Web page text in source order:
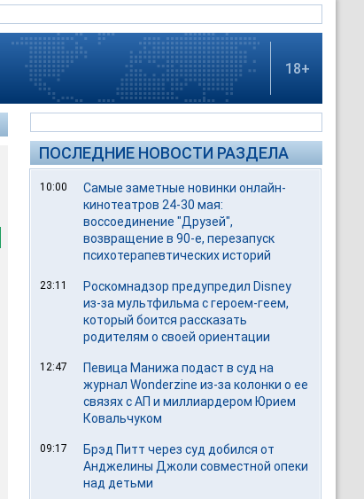
18+
ПОСЛЕДНИЕ НОВОСТИ РАЗДЕЛА
10:00
Самые заметные новинки онлайн-
кинотеатров 24-30 мая:
воссоединение "Друзей",
возвращение в 90-е, перезапуск
психотерапевтических историй
23:11
Роскомнадзор предупредил Disney
из-за мультфильма c героем-геем,
который боится рассказать
родителям о своей ориентации
12:47
Певица Манижа подаст в суд на
журнал Wonderzine из-за колонки о ее
связях с АП и миллиардером Юрием
Ковальчуком
09:17
Брэд Питт через суд добился от
Анджелины Джоли совместной опеки
над детьми